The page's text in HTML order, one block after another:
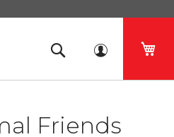
Friends